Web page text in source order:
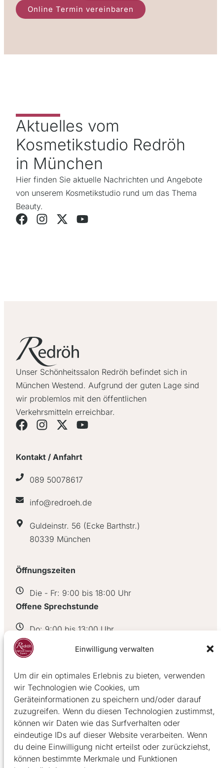
Einwilligung verwalten
Um dir ein optimales Erlebnis zu bieten, verwenden
wir Technologien wie Cookies, um
Geräteinformationen zu speichern und/oder darauf
zuzugreifen. Wenn du diesen Technologien zustimmst,
können wir Daten wie das Surfverhalten oder
eindeutige IDs auf dieser Website verarbeiten. Wenn
du deine Einwilligung nicht erteilst oder zurückziehst,
können bestimmte Merkmale und Funktionen
Online Termin vereinbaren
Aktuelles vom
Kosmetikstudio Redröh
in München
Hier finden Sie aktuelle Nachrichten und Angebote
von unserem Kosmetikstudio rund um das Thema
Beauty.
Unser Schönheitssalon Redröh befindet sich in
München Westend. Aufgrund der guten Lage sind
wir problemlos mit den öffentlichen
Verkehrsmitteln erreichbar.
Kontakt / Anfahrt
089 50078617
info@redroeh.de
Guldeinstr. 56 (Ecke Barthstr.)
80339 München
Öffnungszeiten
Die - Fr: 9:00 bis 18:00 Uhr
Offene Sprechstunde
Do: 9:00 bis 13:00 Uhr
Zur offenen Sprechstunde können Sie
zu rechnen.
Zahlungsmöglichkeiten
Barzahlung
EC-Karte